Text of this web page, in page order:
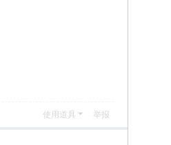
使用道具 举报